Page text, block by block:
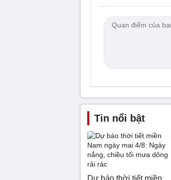
Tin nổi bật
Dự báo thời tiết miền